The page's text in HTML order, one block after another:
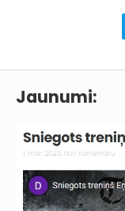
Jaunumi: